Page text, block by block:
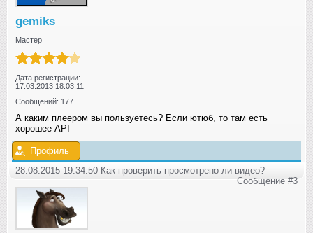
gemiks
Мастер
Дата регистрации:
17.03.2013 18:03:11
Сообщений: 177
А каким плеером вы пользуетесь? Если ютюб, то там есть
хорошее API
Профиль
28.08.2015 19:34:50 Как проверить просмотрено ли видео?
Сообщение #3